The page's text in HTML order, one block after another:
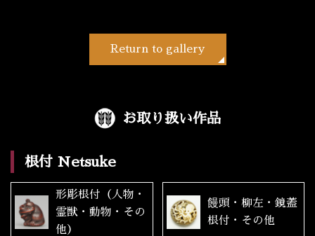
Return to gallery
お取り扱い作品
根付 Netsuke
形彫根付（人物・
霊獣・動物・その
他）
饅頭・柳左・鏡蓋
根付・その他